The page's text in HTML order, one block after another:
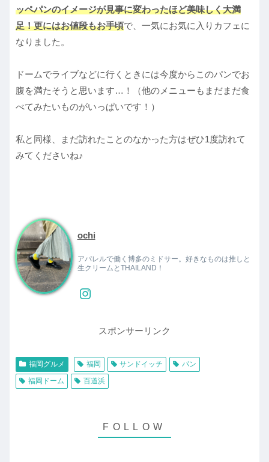
ッペパンのイメージが見事に変わったほど美味しく大満
足！更にはお値段もお手頃で、一気にお気に入りカフェに
なりました。
ドームでライブなどに行くときには今度からこのパンでお
腹を満たそうと思います…！（他のメニューもまだまだ食
べてみたいものがいっぱいです！）
私と同様、まだ訪れたことのなかった方はぜひ1度訪れて
みてくださいね♪
ochi
アパレルで働く博多のミドサー。好きなものは推しと
生クリームとTHAILAND！
スポンサーリンク
福岡グルメ 福岡 サンドイッチ
パン
福岡ドーム
百道浜